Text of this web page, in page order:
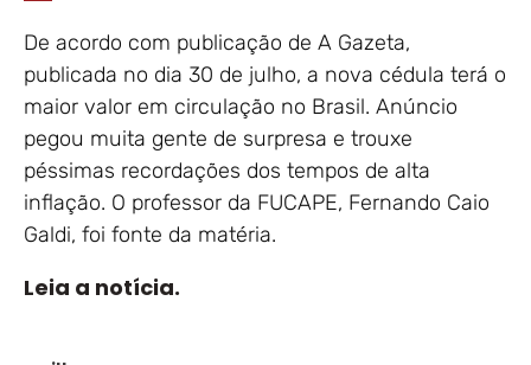
De acordo com publicação de A Gazeta,
publicada no dia 30 de julho, a nova cédula terá o
maior valor em circulação no Brasil. Anúncio
pegou muita gente de surpresa e trouxe
péssimas recordações dos tempos de alta
inflação. O professor da FUCAPE, Fernando Caio
Galdi, foi fonte da matéria.
Leia a notícia.